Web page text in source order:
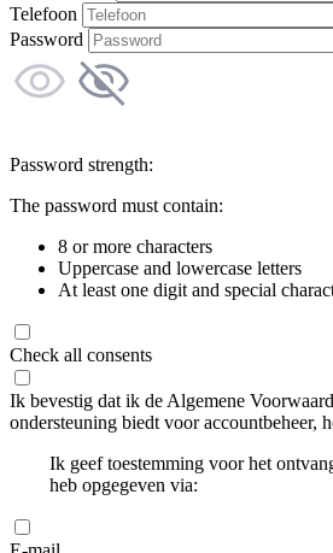
Telefoon
Password
Password strength:
The password must contain:
8 or more characters
Uppercase and lowercase letters
At least one digit and special
Check all consents
Ik bevestig dat ik de Algemene
ondersteuning biedt voor accountbeheer,
Ik geef toestemming voor het
heb opgegeven via: